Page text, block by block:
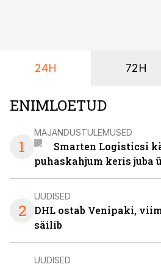
24H 72H
ENIMLOETUD
1
MAJANDUSTULEMUSED
Smarten Logisticsi
puhaskahjum keris juba
2
UUDISED
DHL ostab Venipaki,
säilib
UUDISED